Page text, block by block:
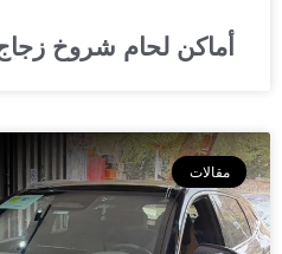
أماكن لحام شروخ
مقالات